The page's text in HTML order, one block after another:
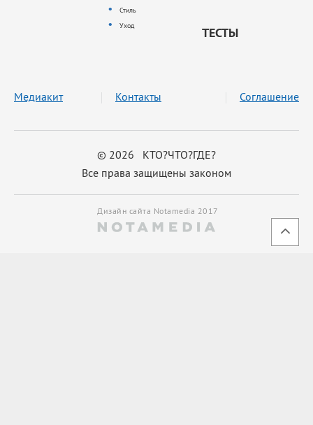
Стиль
Уход
ТЕСТЫ
© 2026 КТО?ЧТО?ГДЕ?
Все права защищены законом
Медиакит Контакты Соглашение
Дизайн сайта Notamedia 2017